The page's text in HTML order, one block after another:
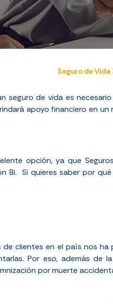
Seguro de Vida
seguro de vida es
apoyo financiero en
opción, ya que
Bi. Si quieres saber por
de clientes en el país nos
Por eso, además de
por muerte